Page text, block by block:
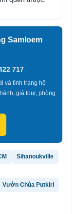
Samloem
717
và tình trạng hộ
giá tour, phòng
Sihanoukville
Vườn Chùa Putkiri